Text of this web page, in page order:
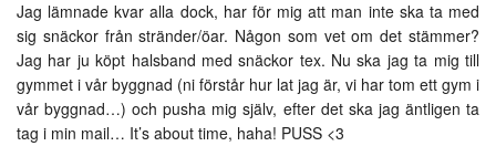
Jag lämnade kvar alla dock, har för mig att man inte ska ta med
sig snäckor från stränder/öar. Någon som vet om det stämmer?
Jag har ju köpt halsband med snäckor tex. Nu ska jag ta mig till
gymmet i vår byggnad (ni förstår hur lat jag är, vi har tom ett gym i
vår byggnad…) och pusha mig själv, efter det ska jag äntligen ta
tag i min mail… It’s about time, haha! PUSS <3